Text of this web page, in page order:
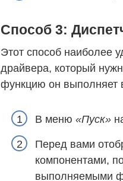
Способ 3:
Этот способ наиболее
драйвера, который
функцию он выполняет
В меню «Пуск»
Перед вами
компонентами,
выполняемыми